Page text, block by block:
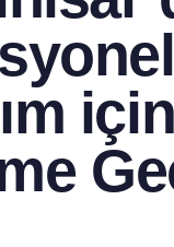
için